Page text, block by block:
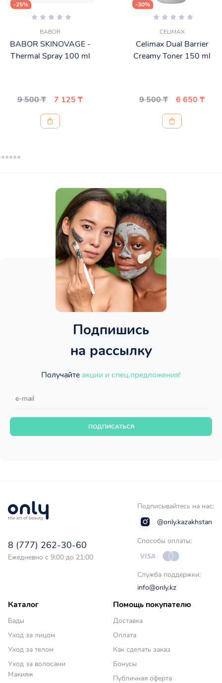
-25%
BABOR
BABOR SKINOVAGE -
Thermal Spray 100 ml
9 500 ₸ 7 125 ₸
-30%
CELIMAX
Celimax Dual Barrier
Creamy Toner 150 ml
9 500 ₸ 6 650 ₸
Подпишись
на рассылку
Получайте акции и спец.предложения!
ПОДПИСАТЬСЯ
8 (777) 262-30-60
Ежедневно с 9:00 до 21:00
Подписывайтесь на нас:
@only.kazakhstan
Способы оплаты:
Служба поддержки:
info@only.kz
Каталог
Бады
Уход за лицом
Уход за телом
Уход за волосами
Макияж
Помощь покупателю
Доставка
Оплата
Как сделать заказ
Бонусы
Публичная оферта